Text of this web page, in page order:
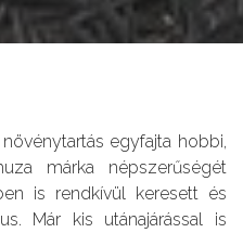
egyfajta hobbi,
márka népszerűségét
is rendkívül keresett és
Már kis utánajárással is